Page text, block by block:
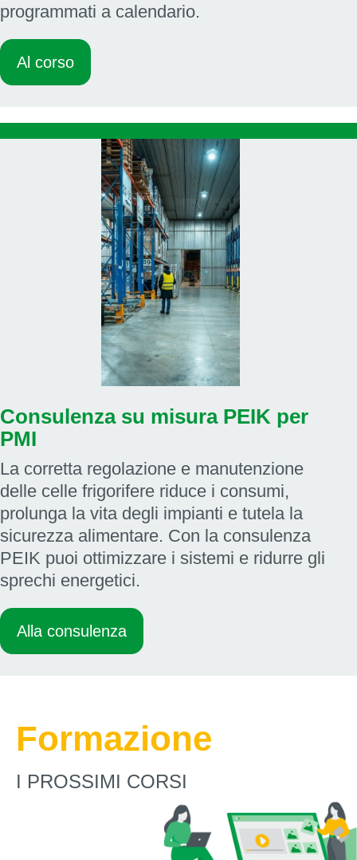
programmati a calendario.
Al corso
Consulenza su misura PEIK per
PMI
La corretta regolazione e manutenzione
delle celle frigorifere riduce i consumi,
prolunga la vita degli impianti e tutela la
sicurezza alimentare. Con la consulenza
PEIK puoi ottimizzare i sistemi e ridurre gli
sprechi energetici.
Alla consulenza
Formazione
I PROSSIMI CORSI